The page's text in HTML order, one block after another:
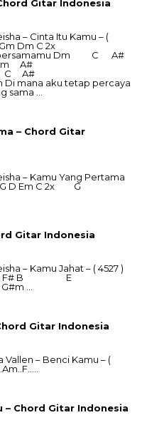
Gitar Indonesia
– Cinta Itu Kamu – (
Dm C 2x
Dm C A#
A#
C A#
mana aku tetap percaya
…
– Chord Gitar
– Kamu Yang Pertama
G D Em C 2x G
Gitar Indonesia
– Kamu Jahat – ( 4527 )
B E F# B E
…
Gitar Indonesia
– Benci Kamu – (
– Chord Gitar Indonesia